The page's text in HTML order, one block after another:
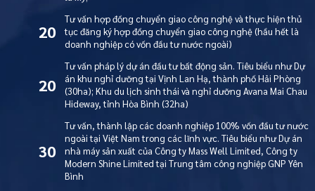
20
Tư vấn hợp đồng chuyển giao công nghệ và thực hiện thủ
tục đăng ký hợp đồng chuyển giao công nghệ (hầu hết là
doanh nghiệp có vốn đầu tư nước ngoài)
20
Tư vấn pháp lý dự án đầu tư bất động sản. Tiêu biểu như Dự
án khu nghỉ dưỡng tại Vịnh Lan Hạ, thành phố Hải Phòng
(30ha); Khu du lịch sinh thái và nghỉ dưỡng Avana Mai Chau
Hideway, tỉnh Hòa Bình (32ha)
30
Tư vấn, thành lập các doanh nghiệp 100% vốn đầu tư nước
ngoài tại Việt Nam trong các lĩnh vực. Tiêu biểu như Dự án
nhà máy sản xuất của Công ty Mass Well Limited, Công ty
Modern Shine Limited tại Trung tâm công nghiệp GNP Yên
Bình